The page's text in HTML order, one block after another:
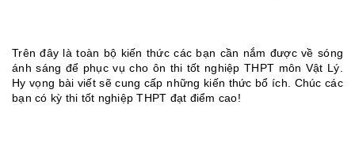
Trên đây là toàn bộ kiến thức các bạn cần nắm được về sóng
ánh sáng để phục vụ cho ôn thi tốt nghiệp THPT môn Vật Lý.
Hy vọng bài viết sẽ cung cấp những kiến thức bổ ích. Chúc các
bạn có kỳ thi tốt nghiệp THPT đạt điểm cao!